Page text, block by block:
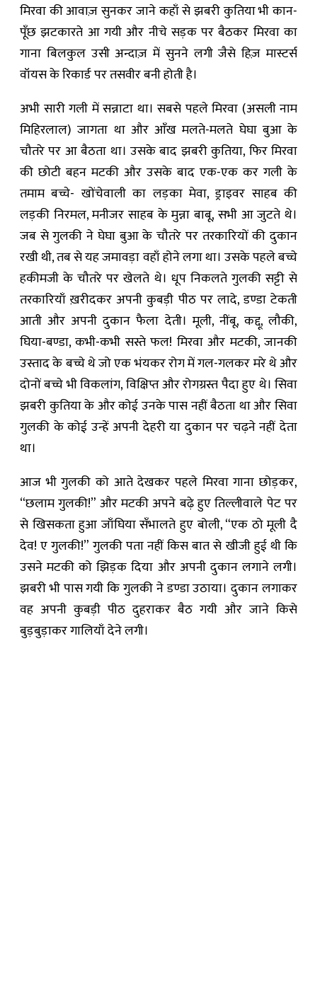
मिरवा की आवाज़ सुनकर जाने कहाँ से झबरी कुतिया भी कान-
पूँछ झटकारते आ गयी और नीचे सड़क पर बैठकर मिरवा का
गाना बिलकुल उसी अन्दाज़ में सुनने लगी जैसे हिज़ मास्टर्स
वॉयस के रिकार्ड पर तसवीर बनी होती है।
अभी सारी गली में सन्नाटा था। सबसे पहले मिरवा (असली नाम
मिहिरलाल) जागता था और आँख मलते-मलते घेघा बुआ के
चौतरे पर आ बैठता था। उसके बाद झबरी कुतिया, फिर मिरवा
की छोटी बहन मटकी और उसके बाद एक-एक कर गली के
तमाम बच्चे- खोंचेवाली का लड़का मेवा, ड्राइवर साहब की
लड़की निरमल, मनीजर साहब के मुन्ना बाबू, सभी आ जुटते थे।
जब से गुलकी ने घेघा बुआ के चौतरे पर तरकारियों की दुकान
रखी थी, तब से यह जमावड़ा वहाँ होने लगा था। उसके पहले बच्चे
हकीमजी के चौतरे पर खेलते थे। धूप निकलते गुलकी सट्टी से
तरकारियाँ ख़रीदकर अपनी कुबड़ी पीठ पर लादे, डण्डा टेकती
आती और अपनी दुकान फैला देती। मूली, नींबू, कद्दू, लौकी,
घिया-बण्डा, कभी-कभी सस्ते फल! मिरवा और मटकी, जानकी
उस्ताद के बच्चे थे जो एक भंयकर रोग में गल-गलकर मरे थे और
दोनों बच्चे भी विकलांग, विक्षिप्त और रोगग्रस्त पैदा हुए थे। सिवा
झबरी कुतिया के और कोई उनके पास नहीं बैठता था और सिवा
गुलकी के कोई उन्हें अपनी देहरी या दुकान पर चढ़ने नहीं देता
था।
आज भी गुलकी को आते देखकर पहले मिरवा गाना छोड़कर,
“छलाम गुलकी!” और मटकी अपने बढ़े हुए तिल्लीवाले पेट पर
से खिसकता हुआ जाँघिया सँभालते हुए बोली, “एक ठो मूली दै
देव! ए गुलकी!” गुलकी पता नहीं किस बात से खीजी हुई थी कि
उसने मटकी को झिड़क दिया और अपनी दुकान लगाने लगी।
झबरी भी पास गयी कि गुलकी ने डण्डा उठाया। दुकान लगाकर
वह अपनी कुबड़ी पीठ दुहराकर बैठ गयी और जाने किसे
बुड़बुड़ाकर गालियाँ देने लगी।